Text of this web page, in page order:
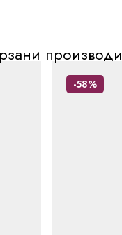
производи
-58%